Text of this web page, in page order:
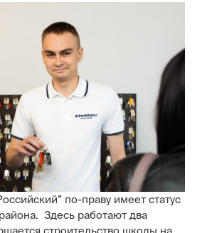
по-праву имеет статус
Здесь работают два
строительство школы на